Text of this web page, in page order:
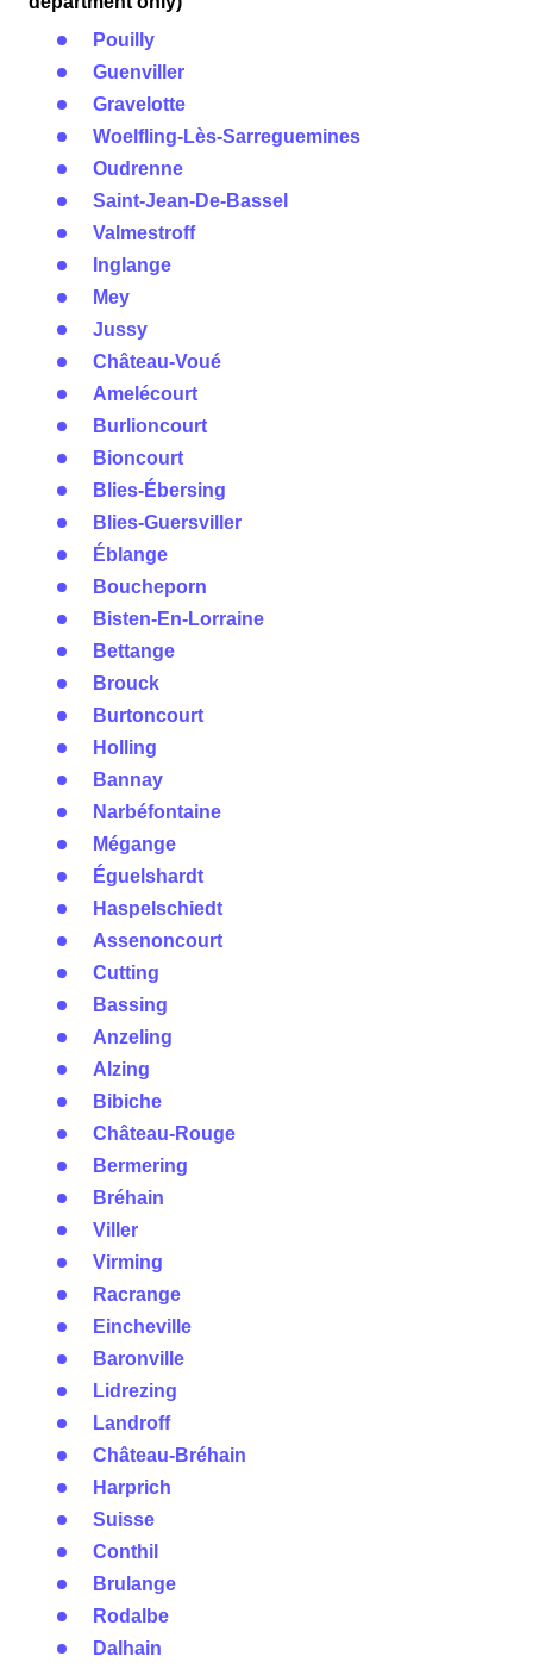
Pouilly
Guenviller
Gravelotte
Woelfling-Lès-Sarreguemines
Oudrenne
Saint-Jean-De-Bassel
Valmestroff
Inglange
Mey
Jussy
Château-Voué
Amelécourt
Burlioncourt
Bioncourt
Blies-Ébersing
Blies-Guersviller
Éblange
Boucheporn
Bisten-En-Lorraine
Bettange
Brouck
Burtoncourt
Holling
Bannay
Narbéfontaine
Mégange
Éguelshardt
Haspelschiedt
Assenoncourt
Cutting
Bassing
Anzeling
Alzing
Bibiche
Château-Rouge
Bermering
Bréhain
Viller
Virming
Racrange
Eincheville
Baronville
Lidrezing
Landroff
Château-Bréhain
Harprich
Suisse
Conthil
Brulange
Rodalbe
Dalhain